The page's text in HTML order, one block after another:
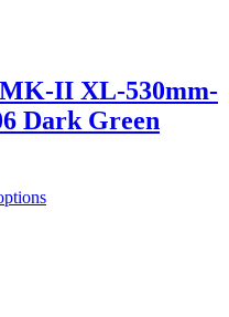
II XL-530mm-
Dark Green